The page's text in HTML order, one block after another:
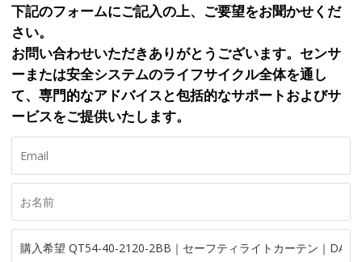
下記のフォームにご記入の上、ご要望をお聞かせくだ
さい。
お問い合わせいただきありがとうございます。センサ
ーまたは安全システムのライフサイクル全体を通し
て、専門的なアドバイスと包括的なサポートおよびサ
ービスをご提供いたします。